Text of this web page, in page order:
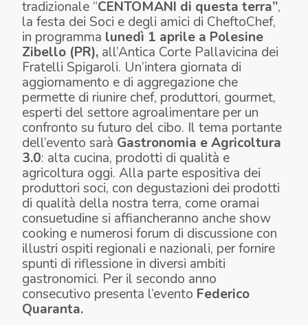
tradizionale “CENTOMANI di questa terra”,
la festa dei Soci e degli amici di CheftoChef,
in programma lunedì 1 aprile a Polesine
Zibello (PR), all’Antica Corte Pallavicina dei
Fratelli Spigaroli. Un’intera giornata di
aggiornamento e di aggregazione che
permette di riunire chef, produttori, gourmet,
esperti del settore agroalimentare per un
confronto su futuro del cibo. Il tema portante
dell’evento sarà Gastronomia e Agricoltura
3.0: alta cucina, prodotti di qualità e
agricoltura oggi. Alla parte espositiva dei
produttori soci, con degustazioni dei prodotti
di qualità della nostra terra, come oramai
consuetudine si affiancheranno anche show
cooking e numerosi forum di discussione con
illustri ospiti regionali e nazionali, per fornire
spunti di riflessione in diversi ambiti
gastronomici. Per il secondo anno
consecutivo presenta l’evento Federico
Quaranta.